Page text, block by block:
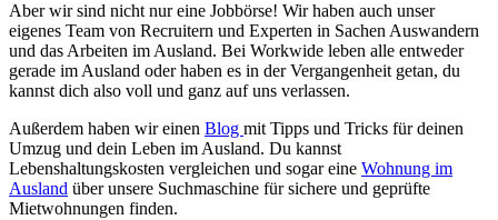
Aber wir sind nicht nur eine Jobbörse! Wir haben auch unser
eigenes Team von Recruitern und Experten in Sachen Auswandern
und das Arbeiten im Ausland. Bei Workwide leben alle entweder
gerade im Ausland oder haben es in der Vergangenheit getan, du
kannst dich also voll und ganz auf uns verlassen.
Außerdem haben wir einen Blog mit Tipps und Tricks für deinen
Umzug und dein Leben im Ausland. Du kannst
Lebenshaltungskosten vergleichen und sogar eine Wohnung im
Ausland über unsere Suchmaschine für sichere und geprüfte
Mietwohnungen finden.